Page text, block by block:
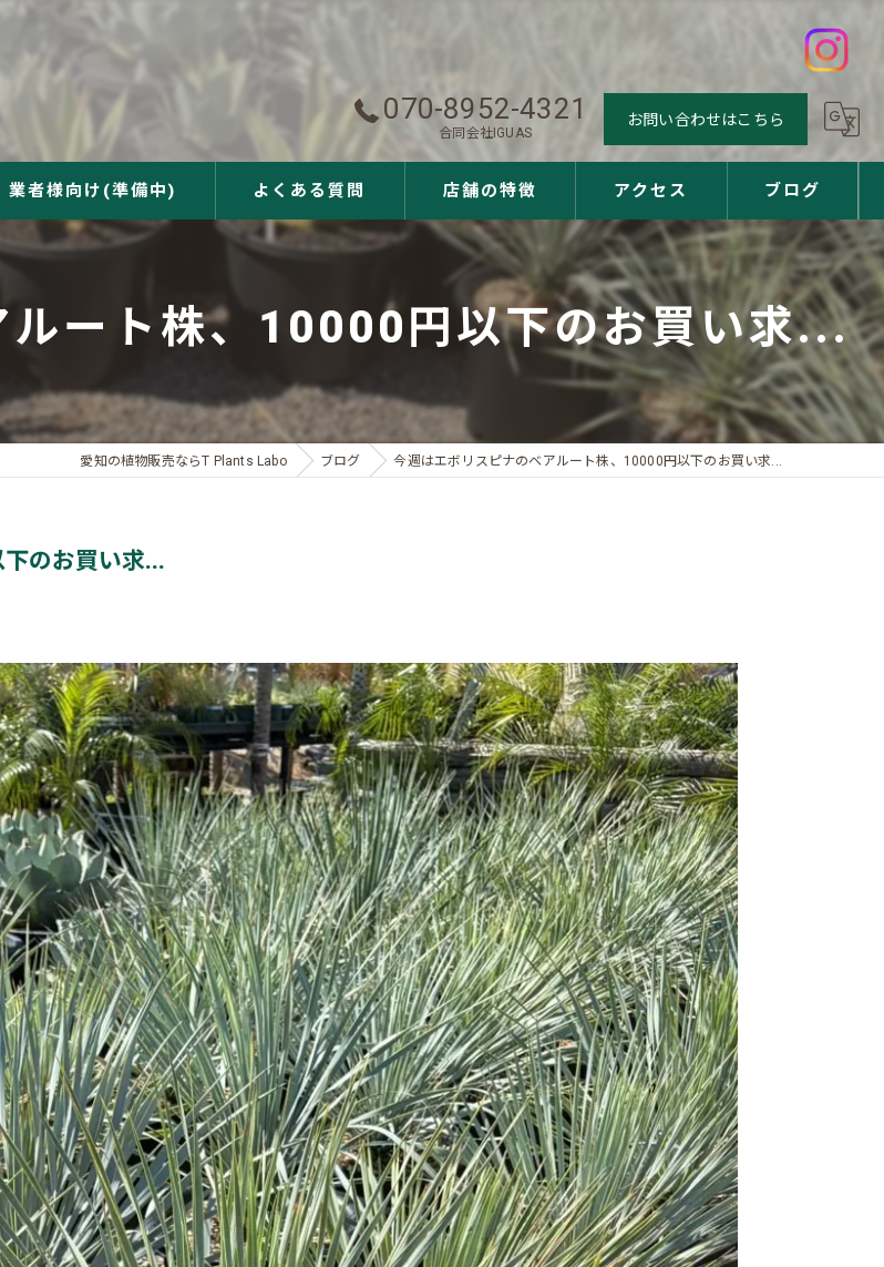
070-8952-4321
合同会社IGUAS
お問い合わせはこちら
業者様向け(準備中) よくある質問 店舗の特徴
観葉植物
多肉植物
サボテン
アクセス ブログ
ルート株、10000円以下のお買い求...
愛知の植物販売ならT Plants Labo ブログ 今週はエボリスピナのベアルート株、10000円以下のお買い求...
のお買い求...